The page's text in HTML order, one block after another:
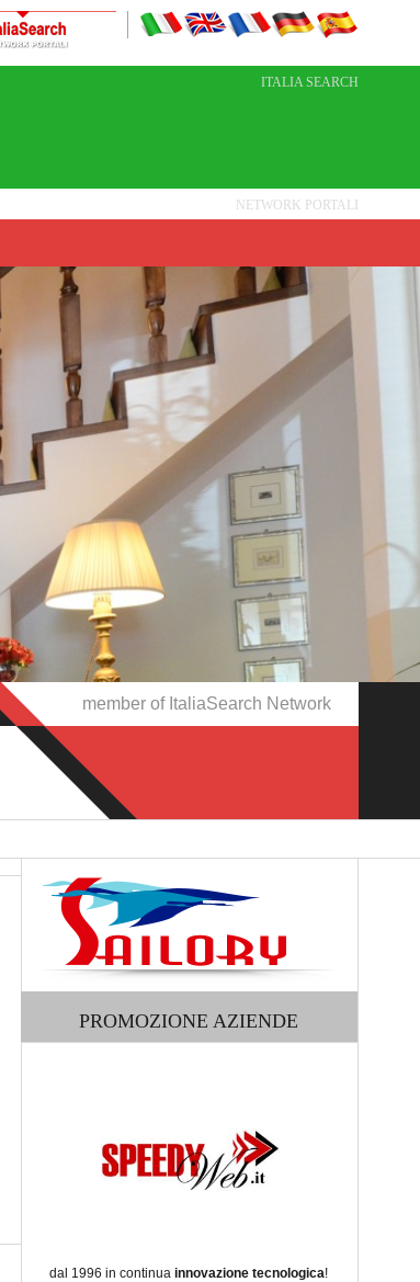
ITALIA SEARCH
NETWORK PORTALI
member of ItaliaSearch Network
PROMOZIONE AZIENDE
dal 1996 in continua innovazione tecnologica!